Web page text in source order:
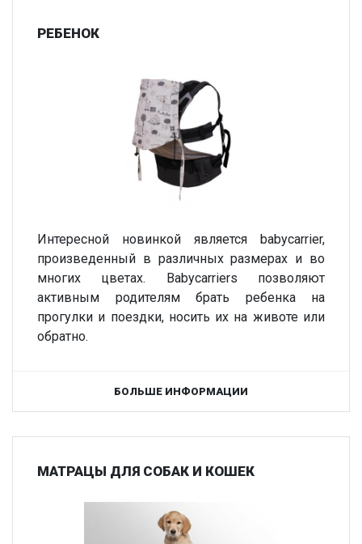
РЕБЕНОК
Интересной новинкой является babycarrier,
произведенный в различных размерах и во
многих цветах. Babycarriers позволяют
активным родителям брать ребенка на
прогулки и поездки, носить их на животе или
обратно.
БОЛЬШЕ ИНФОРМАЦИИ
МАТРАЦЫ ДЛЯ СОБАК И КОШЕК